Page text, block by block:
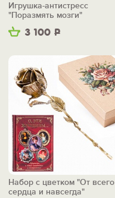
3 100 Р
Игрушка-антистресс
"Поразмять мозги"
Набор с цветком "От всего
сердца и навсегда"